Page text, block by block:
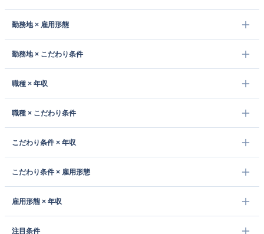
勤務地 × 雇用形態
勤務地 × こだわり条件
職種 × 年収
職種 × こだわり条件
こだわり条件 × 年収
こだわり条件 × 雇用形態
雇用形態 × 年収
注目条件